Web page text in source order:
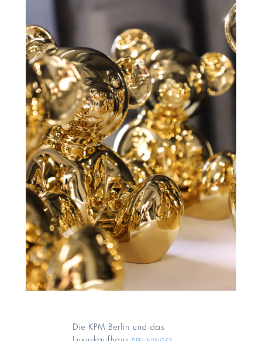
Die KPM Berlin und das